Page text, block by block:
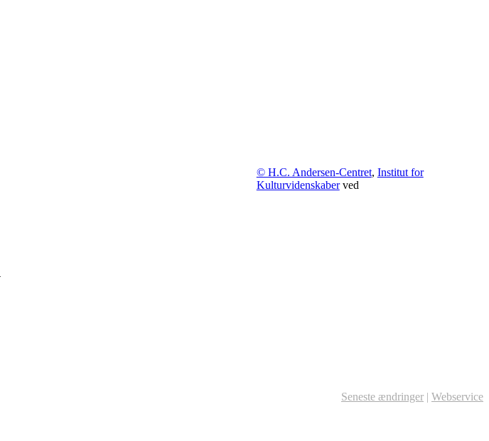
© H.C. Andersen-Centret, Institut for
Kulturvidenskaberved
Seneste ændringer | Webservice